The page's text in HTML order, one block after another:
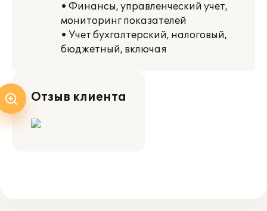
• Финансы, управленческий учет,
мониторинг показателей
• Учет бухгалтерский, налоговый,
бюджетный, включая
Отзыв клиента